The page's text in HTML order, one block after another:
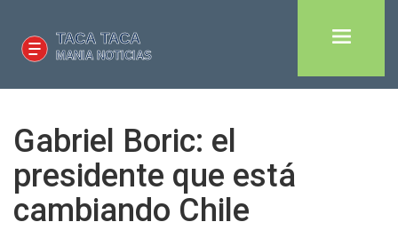
Gabriel Boric: el
presidente que está
cambiando Chile